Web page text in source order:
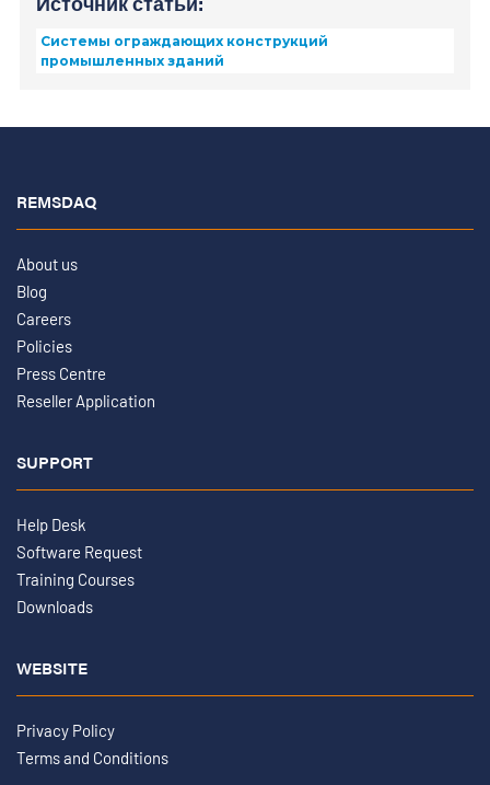
Системы ограждающих конструкций
промышленных зданий
REMSDAQ
About us
Blog
Careers
Policies
Press Centre
Reseller Application
SUPPORT
Help Desk
Software Request
Training Courses
Downloads
WEBSITE
Privacy Policy
Terms and Conditions